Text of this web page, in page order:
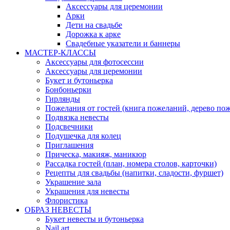
Аксессуары для церемонии
Арки
Дети на свадьбе
Дорожка к арке
Свадебные указатели и баннеры
МАСТЕР-КЛАССЫ
Аксессуары для фотосессии
Аксессуары для церемонии
Букет и бутоньерка
Бонбоньерки
Гирлянды
Пожелания от гостей (книга пожеланий, дерево
Подвязка невесты
Подсвечники
Подушечка для колец
Приглашения
Прическа, макияж, маникюр
Рассадка гостей (план, номера столов, карточки)
Рецепты для свадьбы (напитки, сладости, фуршет)
Украшение зала
Украшения для невесты
Флористика
ОБРАЗ НЕВЕСТЫ
Букет невесты и бутоньерка
Nail art